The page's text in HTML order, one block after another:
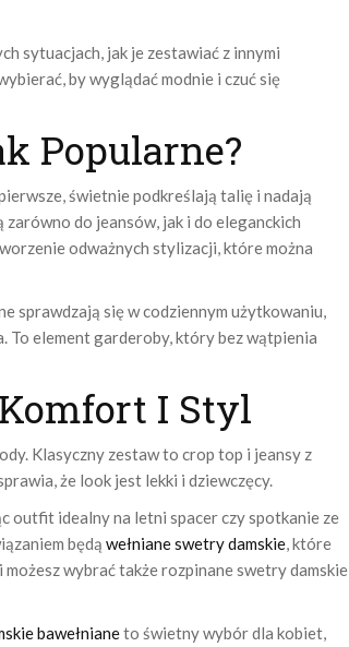
sytuacjach, jak je zestawiać z innymi
by wyglądać modnie i czuć się
Popularne?
świetnie podkreślają talię i nadają
do jeansów, jak i do eleganckich
odważnych stylizacji, które można
sprawdzają się w codziennym użytkowaniu,
To element garderoby, który bez wątpienia
I Styl
Klasyczny zestaw to crop top i jeansy z
że look jest lekki i dziewczęcy.
outfit idealny na letni spacer czy spotkanie ze
będą wełniane swetry damskie , które
wybrać także rozpinane swetry damskie,
bawełnianeto świetny wybór dla kobiet,